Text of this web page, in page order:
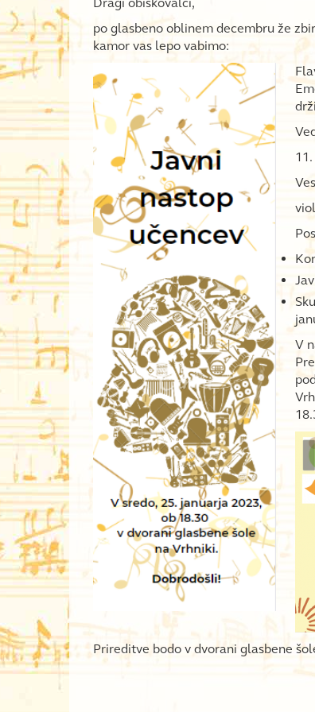
po glasbeno oblinem decembru že
kamor vas lepo vabimo:
V
Prireditve bodo v dvorani glasbene